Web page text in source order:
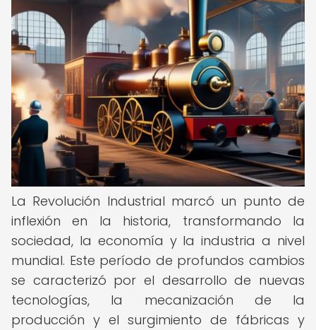
La Revolución Industrial marcó un punto de
inflexión en la historia, transformando la
sociedad, la economía y la industria a nivel
mundial. Este período de profundos cambios
se caracterizó por el desarrollo de nuevas
tecnologías, la mecanización de la
producción y el surgimiento de fábricas y